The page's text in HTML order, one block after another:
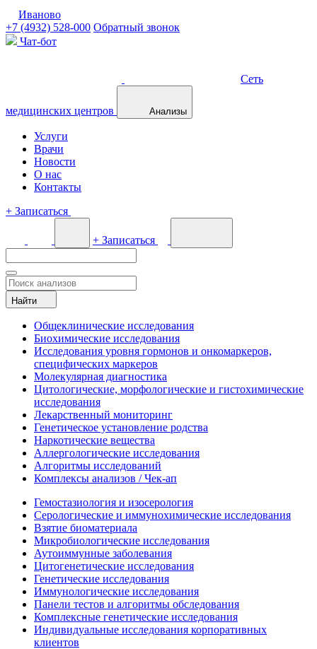
Иваново
+7 (4932) 528-000 Обратный звонок
Чат-бот
Сеть
медицинских центров Анализы
Услуги
Врачи
Новости
О нас
Контакты
+ Записаться
+ Записаться
Найти
Общеклинические исследования
Биохимические исследования
Исследования уровня гормонов и онкомаркеров,
специфических маркеров
Молекулярная диагностика
Цитологические, морфологические и гистохимические
исследования
Лекарственный мониторинг
Генетическое установление родства
Наркотические вещества
Аллергологические исследования
Алгоритмы исследований
Комплексы анализов / Чек-ап
Гемостазиология и изосерология
Серологические и иммунохимические исследования
Взятие биоматериала
Микробиологические исследования
Аутоиммунные заболевания
Цитогенетические исследования
Генетические исследования
Иммунологические исследования
Панели тестов и алгоритмы обследования
Комплексные генетические исследования
Индивидуальные исследования корпоративных
клиентов